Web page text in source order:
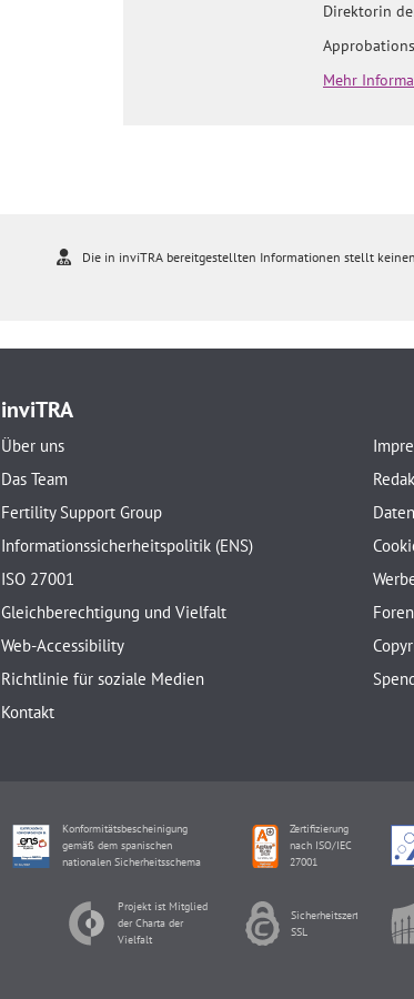
Direktorin
Mehr
Die in inviTRA bereitgestellten Informationen stellt
inviTRA
Über uns
Das Team
Fertility Support Group
Informationssicherheitspolitik (ENS)
ISO 27001
Gleichberechtigung und Vielfalt
Web-Accessibility
Richtlinie für soziale Medien
Kontakt
Konformitätsbescheinigung
gemäß dem spanischen
nationalen Sicherheitsschema
Zertifizierung
nach ISO/IEC
27001
Projekt ist Mitglied
der Charta der
Vielfalt
Sicherheitszertifikat
SSL